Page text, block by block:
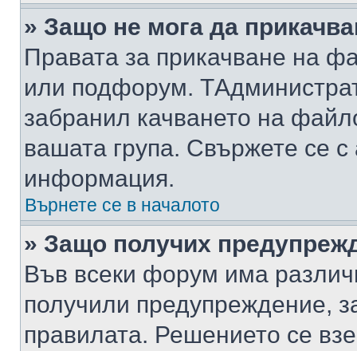
» Защо не мога да
Правата за прикачване на
или подфорум.
забранил качването на
вашата група. Свържете се
информация.
Върнете се в началото
» Защо получих
Във всеки форум има
получили предупреждение,
правилата. Решението се